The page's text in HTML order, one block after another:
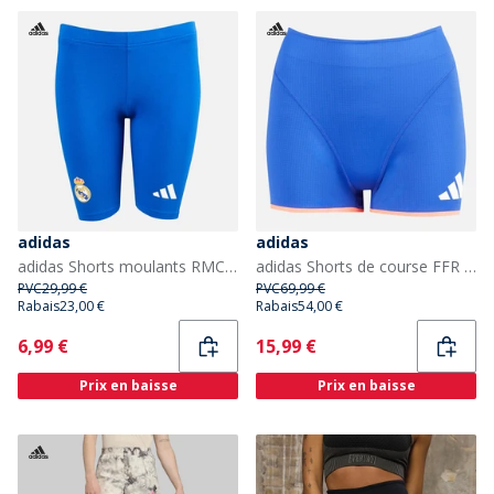
adidas
adidas Shorts moulants RMCF Real Madrid Femme Collegiate Royal
PVC29,99 €
Rabais23,00 €
Current
6,99 €
Prix en baisse
adidas
adidas Shorts de course FFR Équipe de France Femme Semi Lucid Blue
PVC69,99 €
Rabais54,00 €
Current
15,99 €
Prix en baisse